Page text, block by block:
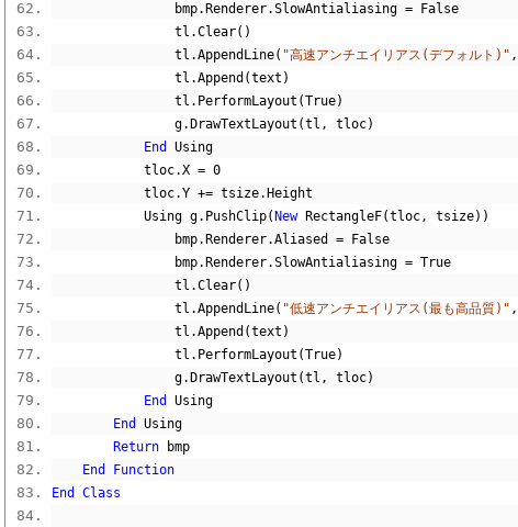
                bmp
. Renderer.SlowAntialiasing =
False
                tl
.Clear()
                tl
.AppendLine( "高速アンチエイリアス(デフォルト)" ,
                tl
.Append (text )
                tl
. PerformLayout (True)
                g
. DrawTextLayout (tl , tloc)
End
Using
            tloc
.X = 0
            tloc
.Y += tsize. Height
            Using g
. PushClip( New RectangleF(tloc, tsize))
                bmp
. Renderer.Aliased =
False
                bmp
. Renderer.SlowAntialiasing = True
                tl
.Clear()
                tl
.AppendLine( "低速アンチエイリアス(最も高品質)" ,
                tl
.Append (text )
                tl
. PerformLayout (True)
                g
. DrawTextLayout (tl , tloc)
End
Using
End
Using
Return bmp
End
Function
End
Class